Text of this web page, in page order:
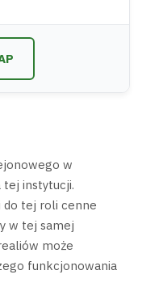
w
tej instytucji.
do tej roli cenne
w tej samej
może
funkcjonowania